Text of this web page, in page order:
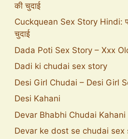
की चुदाई
Cuckquean Sex Story Hindi:
चुदाई
Dada Poti Sex Story – Xxx
Dadi ki chudai sex story
Desi Girl Chudai – Desi Girl
Desi Kahani
Devar Bhabhi Chudai Kahani
Devar ke dost se chudai sex